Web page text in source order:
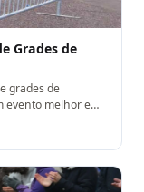
Grades de
grades de
evento melhor e